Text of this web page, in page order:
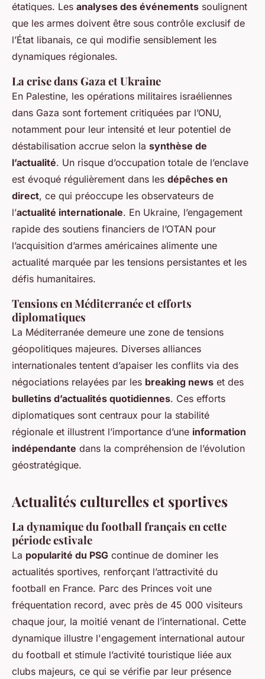
étatiques. Les analyses des événements soulignent
que les armes doivent être sous contrôle exclusif de
l’État libanais, ce qui modifie sensiblement les
dynamiques régionales.
La crise dans Gaza et Ukraine
En Palestine, les opérations militaires israéliennes
dans Gaza sont fortement critiquées par l’ONU,
notamment pour leur intensité et leur potentiel de
déstabilisation accrue selon la synthèse de
l’actualité. Un risque d’occupation totale de l’enclave
est évoqué régulièrement dans les dépêches en
direct, ce qui préoccupe les observateurs de
l’actualité internationale. En Ukraine, l’engagement
rapide des soutiens financiers de l’OTAN pour
l’acquisition d’armes américaines alimente une
actualité marquée par les tensions persistantes et les
défis humanitaires.
Tensions en Méditerranée et efforts
diplomatiques
La Méditerranée demeure une zone de tensions
géopolitiques majeures. Diverses alliances
internationales tentent d’apaiser les conflits via des
négociations relayées par les breaking news et des
bulletins d’actualités quotidiennes. Ces efforts
diplomatiques sont centraux pour la stabilité
régionale et illustrent l’importance d’une information
indépendante dans la compréhension de l’évolution
géostratégique.
Actualités culturelles et sportives
La dynamique du football français en cette
période estivale
La popularité du PSG continue de dominer les
actualités sportives, renforçant l’attractivité du
football en France. Parc des Princes voit une
fréquentation record, avec près de 45 000 visiteurs
chaque jour, la moitié venant de l’international. Cette
dynamique illustre l'engagement international autour
du football et stimule l’activité touristique liée aux
clubs majeurs, ce qui se vérifie par leur présence